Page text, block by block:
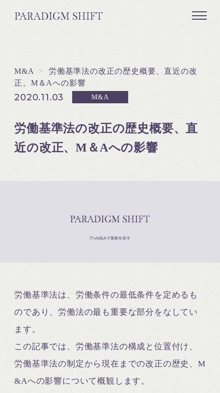
M&A >
労働基準法の改正の歴史概要、直近の改
正、M＆Aへの影響
2020.11.03 M&A
労働基準法の改正の歴史概要、直
近の改正、M＆Aへの影響
労働基準法は、労働条件の最低条件を定めるも
のであり、労働法の最も重要な部分をなしてい
ます。
この記事では、労働基準法の構成と位置付け、
労働基準法の制定から現在までの改正の歴史、M
&Aへの影響について概観します。